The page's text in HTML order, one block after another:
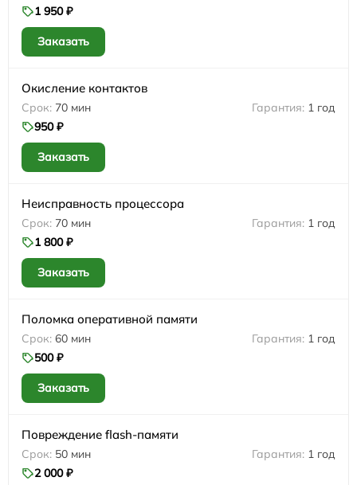
1 950 ₽
Заказать
Окисление контактов
70 мин
1 год
950 ₽
Заказать
Неисправность процессора
70 мин
1 год
1 800 ₽
Заказать
Поломка оперативной памяти
60 мин
1 год
500 ₽
Заказать
Повреждение flash-памяти
50 мин
1 год
2 000 ₽